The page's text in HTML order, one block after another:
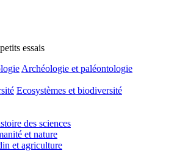
essais
Archéologie et paléontologie
Ecosystèmes et biodiversité
des sciences
et nature
et agriculture